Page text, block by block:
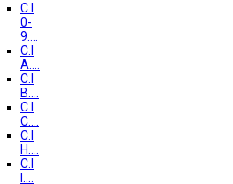
C.I
0-
9....
C.I
A....
C.I
B....
C.I
C....
C.I
H....
C.I